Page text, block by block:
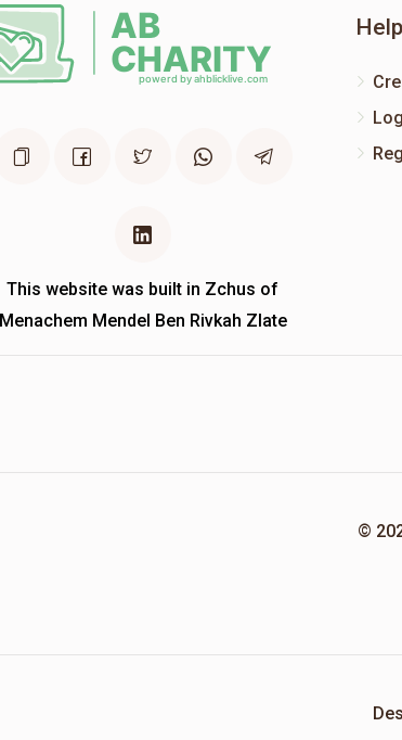
This website was built in Zchus of
Menachem Mendel Ben Rivkah Zlate
©